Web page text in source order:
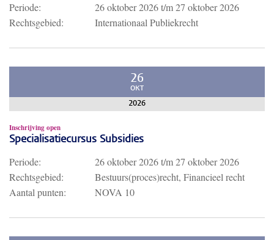
Periode: 26 oktober 2026t/m27 oktober 2026
Rechtsgebied:
Internationaal Publiekrecht
26
OKT
2026
Inschrijving open
Specialisatiecursus Subsidies
Periode: 26 oktober 2026t/m27 oktober 2026
Rechtsgebied:
Bestuurs(proces)recht, Financieel recht
Aantal punten:
NOVA 10